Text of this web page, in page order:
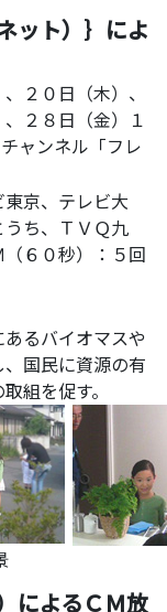
ット）｝によ
２０日（木）、
２８日（金）１
ャンネル「フレ
京、テレビ大
ち、ＴＶＱ九
６０秒）：５回
るバイオマスや
国民に資源の有
組を促す。
によるＣＭ放